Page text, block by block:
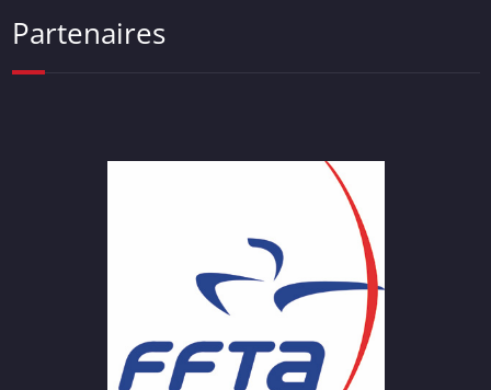
Partenaires